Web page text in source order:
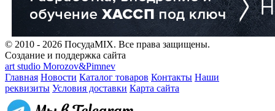
© 2010 - 2026 ПосудаMIX. Все права защищены.
Создание и поддержка сайта
art studio Morozov&Pimnev
Главная Новости Каталог товаров Контакты Наши
реквизиты Условия доставки Карта сайта